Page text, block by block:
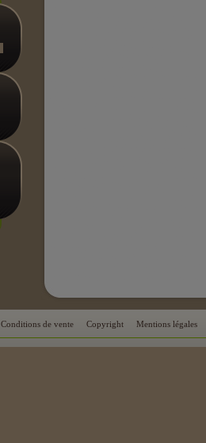
Conditions de vente Copyright Mentions légales